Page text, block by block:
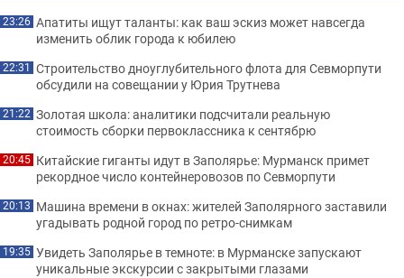
23:26 Апатиты ищут таланты: как ваш эскиз может навсегда
изменить облик города к юбилею
22:31 Строительство дноуглубительного флота для Севморпути
обсудили на совещании у Юрия Трутнева
21:22 Золотая школа: аналитики подсчитали реальную
стоимость сборки первоклассника к сентябрю
20:45 Китайские гиганты идут в Заполярье: Мурманск примет
рекордное число контейнеровозов по Севморпути
20:13 Машина времени в окнах: жителей Заполярного заставили
угадывать родной город по ретро-снимкам
19:35 Увидеть Заполярье в темноте: в Мурманске запускают
уникальные экскурсии с закрытыми глазами